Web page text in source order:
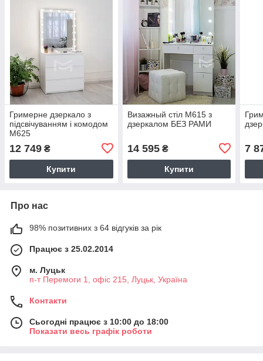
Гримерне дзеркало з
підсвічуванням і комодом
M625
12 749 ₴
Купити
Визажный стіл M615 з
дзеркалом БЕЗ РАМИ
14 595₴
Купити
7
Про нас
98% позитивних з 64 відгуків за рік
Працює з 25.02.2014
м. Луцьк
п-т Перемоги 1, офіс 215, Луцьк, Україна
Контакти
Сьогодні працює з 10:00 до 18:00
Показати весь графік роботи